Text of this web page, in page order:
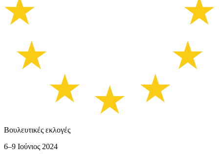
Βουλευτικές εκλογές
6–9 Ιούνιος 2024